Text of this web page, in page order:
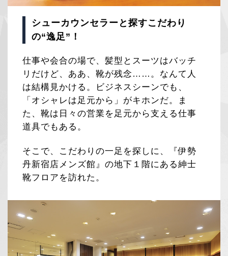
シューカウンセラーと探すこだわり
の“逸足”！
仕事や会合の場で、髪型とスーツはバッチ
リだけど、ああ、靴が残念……。なんて人
は結構見かける。ビジネスシーンでも、
「オシャレは足元から」がキホンだ。ま
た、靴は日々の営業を足元から支える仕事
道具でもある。
そこで、こだわりの一足を探しに、『伊勢
丹新宿店メンズ館』の地下１階にある紳士
靴フロアを訪れた。